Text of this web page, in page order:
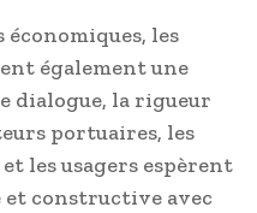
les
également une
dialogue, la rigueur
portuaires, les
les usagers espèrent
constructive avec